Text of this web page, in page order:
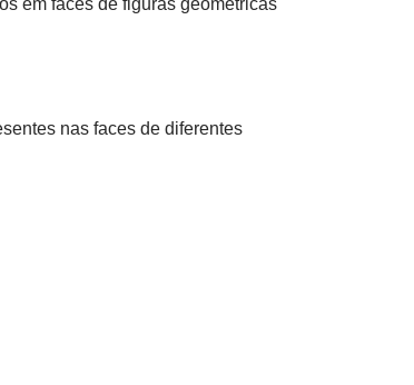
em faces de figuras geométricas
nas faces de diferentes